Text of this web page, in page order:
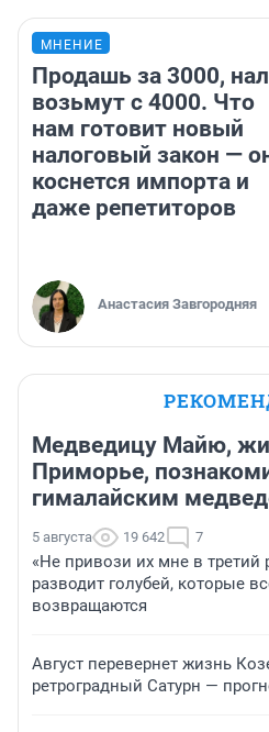
МНЕНИЕ
Продашь за 3000,
возьмут с 4000. Что
нам готовит новый
налоговый закон —
коснется импорта и
даже репетиторов
Анастасия Завгородняя
Медведицу Майю,
Приморье,
гималайским
5 августа 19 642 7
«Не привози их мне в третий
разводит голубей, которые
возвращаются
Август перевернет жизнь
ретроградный Сатурн —